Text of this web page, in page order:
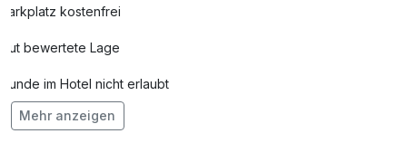
Parkplatz kostenfrei
Gut bewertete Lage
Hunde im Hotel nicht erlaubt
Fahrradverleih
Mehr anzeigen